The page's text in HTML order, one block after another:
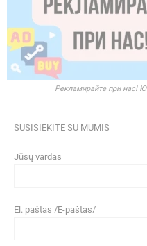
Рекламирайте при нас!
SUSISIEKITE SU MUMIS
Jūsų vardas
El. paštas /E-paštas/